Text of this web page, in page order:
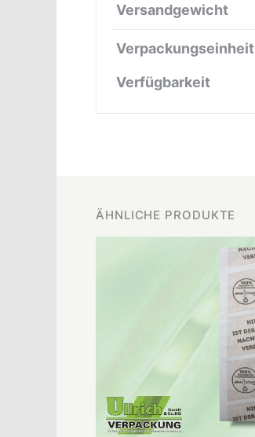
Versandgewicht
Verpackungseinheit
Verfügbarkeit
ÄHNLICHE PRODUKTE